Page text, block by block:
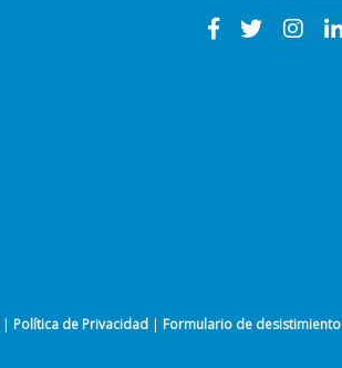
| Política de Privacidad | Formulario de desistimiento